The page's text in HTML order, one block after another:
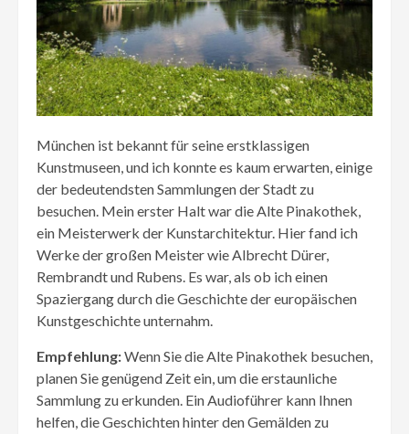
München ist bekannt für seine erstklassigen
Kunstmuseen, und ich konnte es kaum erwarten, einige
der bedeutendsten Sammlungen der Stadt zu
besuchen. Mein erster Halt war die Alte Pinakothek,
ein Meisterwerk der Kunstarchitektur. Hier fand ich
Werke der großen Meister wie Albrecht Dürer,
Rembrandt und Rubens. Es war, als ob ich einen
Spaziergang durch die Geschichte der europäischen
Kunstgeschichte unternahm.
Empfehlung:Wenn Sie die Alte Pinakothek besuchen,
planen Sie genügend Zeit ein, um die erstaunliche
Sammlung zu erkunden. Ein Audioführer kann Ihnen
helfen, die Geschichten hinter den Gemälden zu